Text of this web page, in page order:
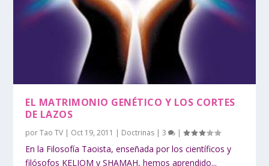
EL MATRIMONIO GENÉTICO Y LOS CORTES
DE LAZOS
porTao TV | Oct 19, 2011 | Doctrinas |3 |
En la Filosofía Taoista, enseñada por los científicos y
filósofos KELIOM y SHAMAH, hemos aprendido...